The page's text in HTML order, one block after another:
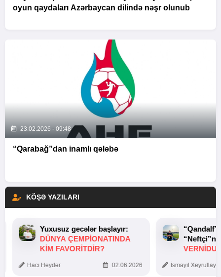
oyun qaydaları Azərbaycan dilində nəşr olunub
23.02.2026 - 09:48
“Qarabağ”dan inamlı qələbə
KÖŞƏ YAZILARI
Yuxusuz gecələr başlayır:
DÜNYA ÇEMPIONATINDA
KIM FAVORITDIR?
Hacı Heydər 02.06.2026 İsmayıl